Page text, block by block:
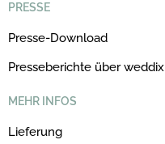
PRESSE
Presse-Download
Presseberichte über weddix
MEHR INFOS
Lieferung